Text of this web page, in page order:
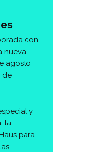
con
nueva
agosto
de
y
la
para